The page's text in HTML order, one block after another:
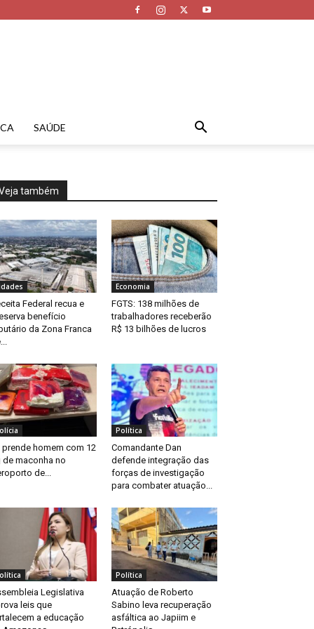
SAÚDE
também
Federal recua e
benefício
da Zona Franca
Economia
FGTS: 138 milhões de
trabalhadores receberão
R$ 13 bilhões de lucros
prende homem com 12
de maconha no
de...
Política
Comandante Dan
defende integração das
forças de investigação
para combater atuação...
Legislativa
leis que
a educação
Política
Atuação de Roberto
Sabino leva recuperação
asfáltica ao Japiim e